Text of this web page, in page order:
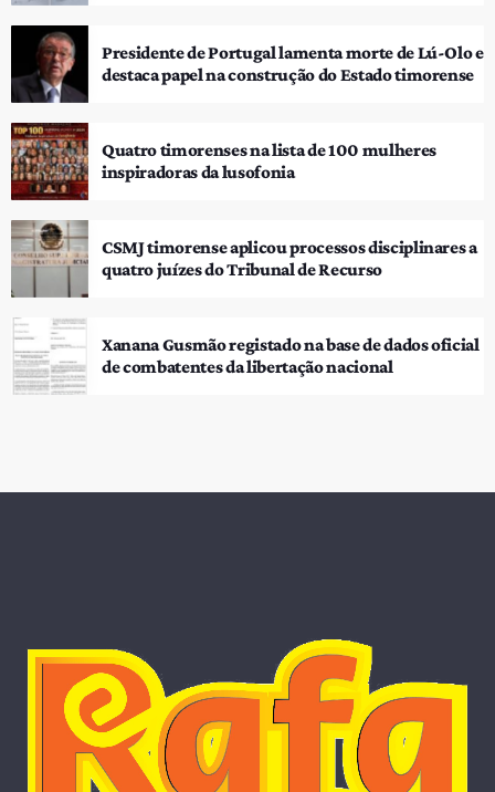
Presidente de Portugal lamenta morte de Lú-Olo e
destaca papel na construção do Estado timorense
Quatro timorenses na lista de 100 mulheres
inspiradoras da lusofonia
CSMJ timorense aplicou processos disciplinares a
quatro juízes do Tribunal de Recurso
Xanana Gusmão registado na base de dados oficial
de combatentes da libertação nacional